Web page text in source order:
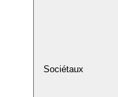
Sociétaux